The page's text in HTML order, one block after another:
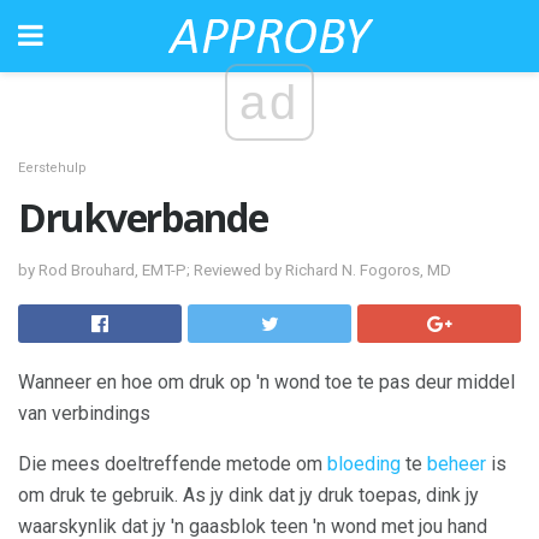
ad
Eerstehulp
Drukverbande
by Rod Brouhard, EMT-P; Reviewed by Richard N. Fogoros, MD
Wanneer en hoe om druk op 'n wond toe te pas deur middel
van verbindings
Die mees doeltreffende metode om bloeding te beheer is
om druk te gebruik. As jy dink dat jy druk toepas, dink jy
waarskynlik dat jy 'n gaasblok teen 'n wond met jou hand